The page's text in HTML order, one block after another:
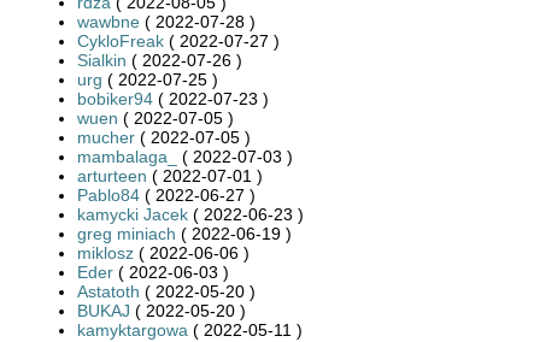
wawbne ( 2022-07-28 )
CykloFreak ( 2022-07-27 )
Sialkin ( 2022-07-26 )
urg ( 2022-07-25 )
bobiker94 ( 2022-07-23 )
wuen ( 2022-07-05 )
mucher ( 2022-07-05 )
mambalaga_
( 2022-07-03 )
arturteen ( 2022-07-01 )
Pablo84 ( 2022-06-27 )
kamycki Jacek ( 2022-06-23 )
greg miniach ( 2022-06-19 )
miklosz ( 2022-06-06 )
Eder ( 2022-06-03 )
Astatoth ( 2022-05-20 )
BUKAJ ( 2022-05-20 )
kamyktargowa ( 2022-05-11 )